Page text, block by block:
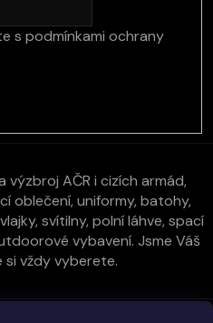
s podmínkami ochrany
AČR i cizích armád,
oblečení, uniformy, batohy,
svítilny, polní láhve, spací
vybavení. Jsme Váš
si vždy vyberete.